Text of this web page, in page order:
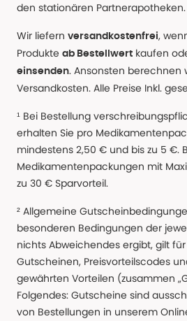
den stationären Partnerapotheken.
Wir liefern versandkostenfrei,
Produkte ab Bestellwert kaufen
einsenden. Ansonsten berechnen
Versandkosten. Alle Preise Inkl.
¹ Bei Bestellung
erhalten Sie pro
mindestens 2,50 € und bis zu 5 €.
Medikamentenpackungen mit
zu 30 € Sparvorteil.
² Allgemeine
besonderen Bedingungen der
nichts Abweichendes ergibt, gilt
Gutscheinen, Preisvorteilscodes
gewährten Vorteilen (zusammen
Folgendes: Gutscheine sind
von Bestellungen in unserem